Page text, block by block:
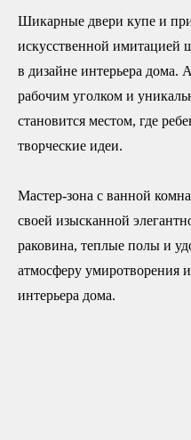
Шикарные двери купе и
искусственной имитацией
в дизайне интерьера дома.
рабочим уголком и
становится местом, где
творческие идеи.
Мастер-зона с ванной
своей изысканной
раковина, теплые полы и
атмосферу умиротворения
интерьера дома.